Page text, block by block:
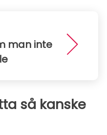
man inte
så kanske